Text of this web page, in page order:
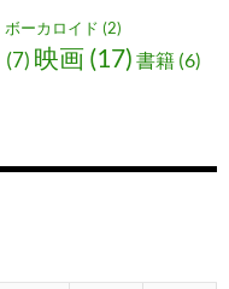
ボーカロイド (2)
(7) 映画 (17) 書籍 (6)